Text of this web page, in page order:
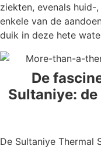
ziekten, evenals huid-
enkele van de
duik in deze hete
De
Sultaniye:
De Sultaniye Thermal